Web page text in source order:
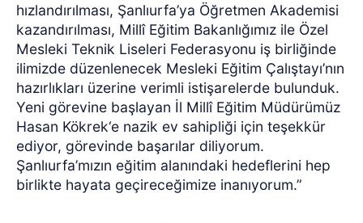
hızlandırılması, Şanlıurfa’ya Öğretmen Akademisi
kazandırılması, Millî Eğitim Bakanlığımız ile Özel
Mesleki Teknik Liseleri Federasyonu iş birliğinde
ilimizde düzenlenecek Mesleki Eğitim Çalıştayı’nın
hazırlıkları üzerine verimli istişarelerde bulunduk.
Yeni görevine başlayan İl Millî Eğitim Müdürümüz
Hasan Kökrek‘e nazik ev sahipliği için teşekkür
ediyor, görevinde başarılar diliyorum.
Şanlıurfa’mızın eğitim alanındaki hedeflerini hep
birlikte hayata geçireceğimize inanıyorum.”